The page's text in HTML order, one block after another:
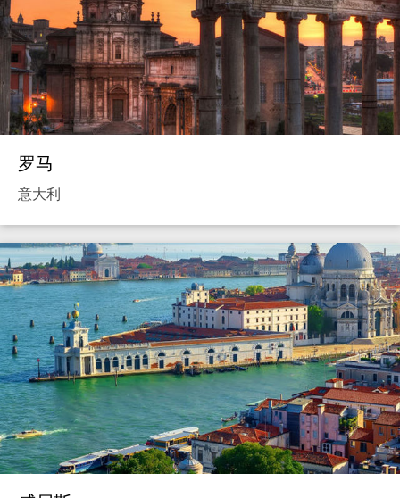
罗马
意大利